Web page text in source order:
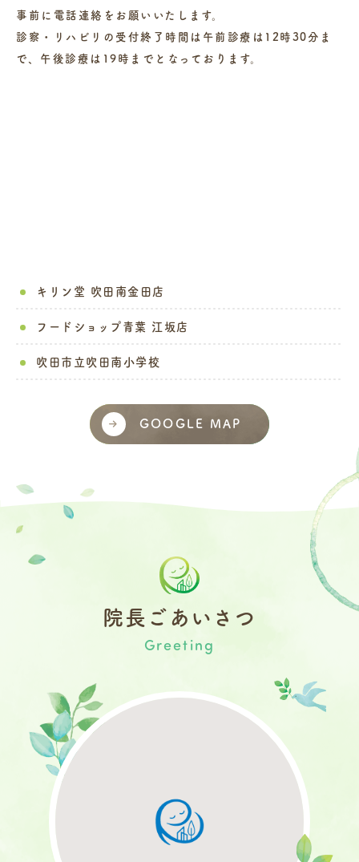
事前に電話連絡をお願いいたします。
診察・リハビリの受付終了時間は午前診療は12時30分ま
で、午後診療は19時までとなっております。
キリン堂 吹田南金田店
フードショップ青葉 江坂店
吹田市立吹田南小学校
GOOGLE MAP
院長ごあいさつ
Greeting